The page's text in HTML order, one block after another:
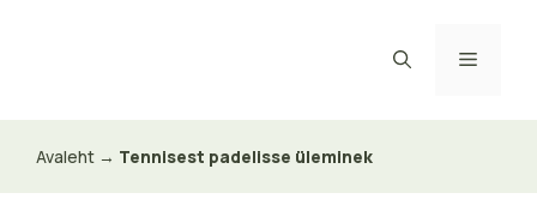
Menu
Avaleht → Tennisest padelisse üleminek